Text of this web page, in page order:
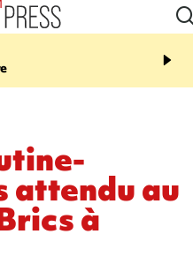
15:03
Vaste feu
l'ouest du pays, 20.000
attendu au
à